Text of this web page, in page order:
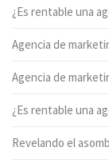
¿Es rentable una
Agencia de
Agencia de
¿Es rentable una
Revelando el